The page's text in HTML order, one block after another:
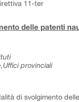
11-ter
delle patenti
provinciali
di svolgimento